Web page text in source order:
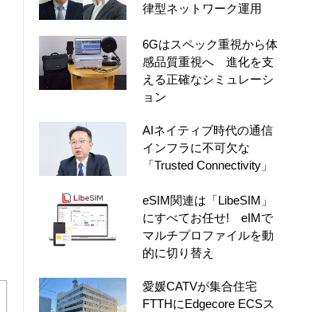
律型ネットワーク運用
6Gはスペック重視から体
感品質重視へ 進化を支
える正確なシミュレーシ
ョン
AIネイティブ時代の通信
インフラに不可欠な
「Trusted Connectivity」
eSIM関連は「LibeSIM」
にすべてお任せ! eIMで
マルチプロファイルを動
的に切り替え
愛媛CATVが集合住宅
FTTHにEdgecore ECSス